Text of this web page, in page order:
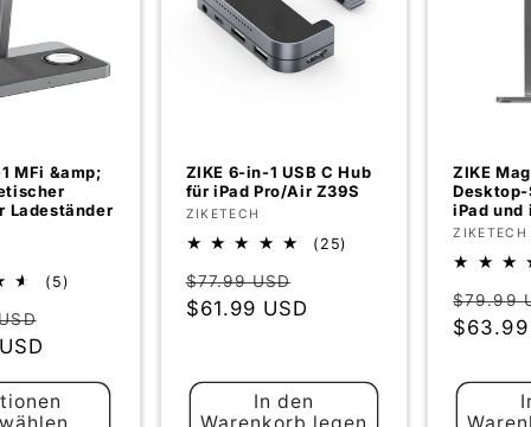
MFi &amp;
Ladeständer
(5)
Verkaufspreis
ZIKE 6-in-1 USB C Hub
für iPad Pro/Air Z39S
Anbieter:
ZIKETECH
(25)
Normaler
Preis
$77.99 USD
$61.99 USD
In den
ZIKE
iPad und
Anbieter:
ZIKETECH
Preis
$79.99
$63.99